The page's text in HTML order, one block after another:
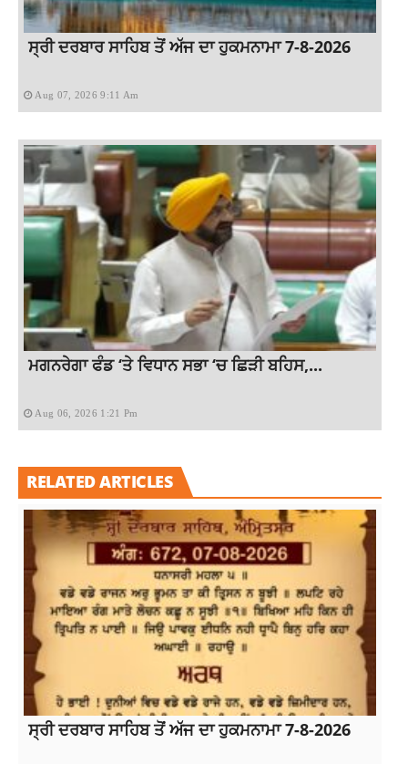
ਸ੍ਰੀ ਦਰਬਾਰ ਸਾਹਿਬ ਤੋਂ ਅੱਜ ਦਾ ਹੁਕਮਨਾਮਾ 7-8-2026
Aug 07, 2026 9:11 Am
ਮਗਨਰੇਗਾ ਫੰਡ ‘ਤੇ ਵਿਧਾਨ ਸਭਾ ‘ਚ ਛਿੜੀ ਬਹਿਸ,...
Aug 06, 2026 1:21 Pm
RELATED ARTICLES
ਸ੍ਰੀ ਦਰਬਾਰ ਸਾਹਿਬ ਤੋਂ ਅੱਜ ਦਾ ਹੁਕਮਨਾਮਾ 7-8-2026